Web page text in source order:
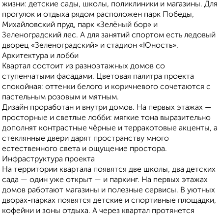
жизни: детские сады, школы, поликлиники и магазины. Для
прогулок и отдыха рядом расположен парк Победы,
Михайловский пруд, парк «Зелёный бор» и
Зеленоградский лес. А для занятий спортом есть ледовый
дворец «Зеленоградский» и стадион «Юность».
Архитектура и лобби
Квартал состоит из разноэтажных домов со
ступенчатыми фасадами. Цветовая палитра проекта
спокойная: оттенки белого и коричневого сочетаются с
пастельным розовым и мятным.
Дизайн проработан и внутри домов. На первых этажах —
просторные и светлые лобби: мягкие тона выразительно
дополнят контрастные чёрные и терракотовые акценты, а
стеклянные двери дарят пространству много
естественного света и ощущение простора.
Инфраструктура проекта
На территории квартала появятся две школы, два детских
сада — один уже открыт — и паркинг. На первых этажах
домов работают магазины и полезные сервисы. В уютных
дворах-парках появятся детские и спортивные площадки,
кофейни и зоны отдыха. А через квартал протянется